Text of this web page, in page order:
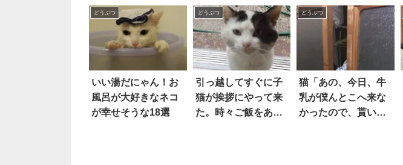
けは？
どうぶつ
いい湯だにゃん！お
風呂が大好きなネコ
が幸せそうな18選
どうぶつ
引っ越してすぐに子
猫が挨拶にやって来
た。時々ご飯をあげ
どうぶつ
猫「あの、今日、牛
乳が僕んとこへ来な
かったので、貰いに